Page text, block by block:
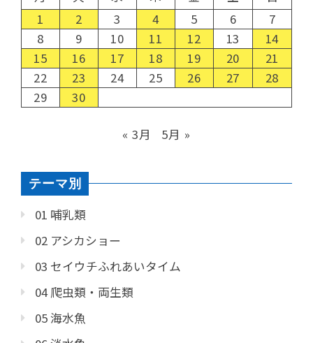
1
2 3 4 5 6
7
8
9 10 11 12 13
14
15
16 17 18 19 20
21
22
23 24 25 26 27
28
29
30
« 3月 5月 »
テーマ別
01 哺乳類
02 アシカショー
03 セイウチふれあいタイム
04 爬虫類・両生類
05 海水魚